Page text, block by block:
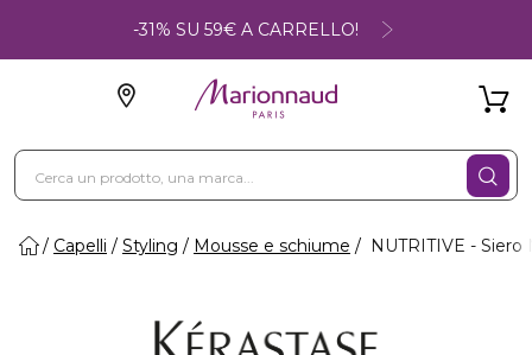
-31% SU 59€ A CARRELLO!
Capelli Styling Mousse e schiume NUTRITIVE -